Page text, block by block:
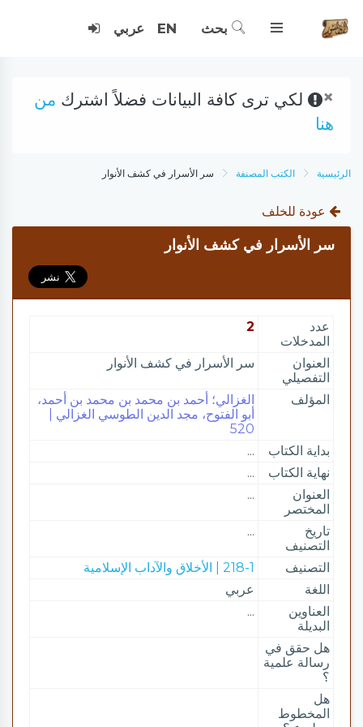
بحث EN عربي
× لكي ترى كافة البيانات فضلاً اشترك من
هنا
الرئيسية الكتب المصنفة سر الأسرار في كشف الأنوار
عودة للخلف
سر الأسرار في كشف الأنوار
عدد
المدخلات
2
العنوان
التفصيلي
سر الأسرار في كشف الأنوار
المؤلف
الغزالي؛ أحمد بن محمد بن محمد بن أحمد،
أبو الفتوح، مجد الدين الطوسي الغزالي |
520
بداية الكتاب
...
نهاية الكتاب
...
العنوان
المختصر
...
تاريخ
التصنيف
...
التصنيف
218-1 | الأخلاق والآداب الإسلامية
اللغة
عربي
العناوين
البديلة
...
هل حقق في
رسالة علمية
؟
هل
المخطوط